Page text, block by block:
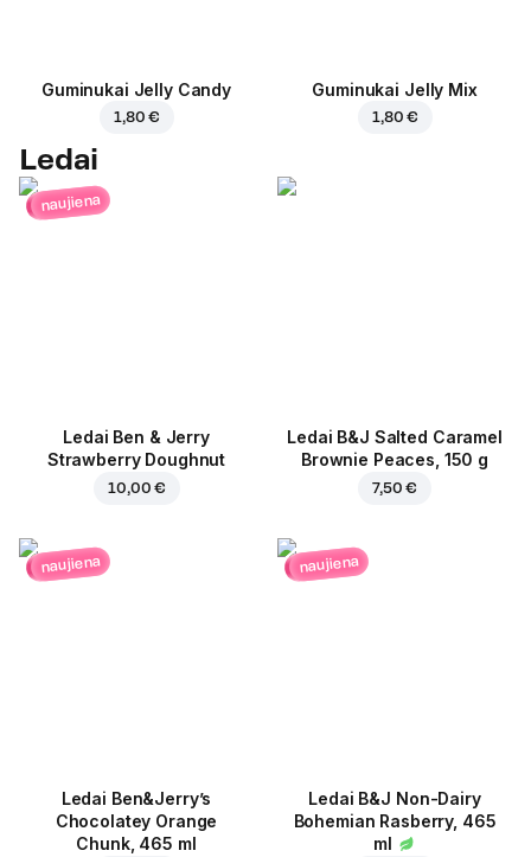
Guminukai Jelly Candy
1,80 €
Guminukai Jelly Mix
1,80 €
Ledai
naujiena
Ledai Ben & Jerry
Strawberry Doughnut
10,00 €
Ledai B&J Salted Caramel
Brownie Peaces, 150 g
7,50 €
naujiena
Ledai Ben&Jerry’s
Chocolatey Orange
Chunk, 465 ml
naujiena
Ledai B&J Non-Dairy
Bohemian Rasberry, 465
ml